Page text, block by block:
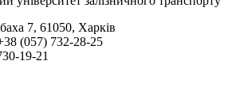
7, 61050, Харків
(057) 732-28-25
19-21